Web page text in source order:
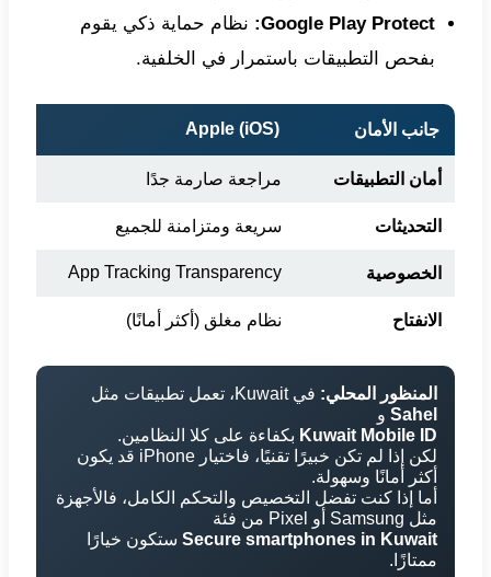
Google Play Protect:
نظام حماية ذكي يقوم
بفحص التطبيقات باستمرار في الخلفية.
جانب الأمان Apple (iOS)
أمان التطبيقات مراجعة صارمة جدًا
التحديثات سريعة ومتزامنة للجميع
الخصوصية App Tracking Transparency
الانفتاح نظام مغلق (أكثر أمانًا)
المنظور المحلي: في Kuwait، تعمل تطبيقات مثل
Sahel و
Kuwait Mobile ID بكفاءة على كلا النظامين.
لكن إذا لم تكن خبيرًا تقنيًا، فاختيار iPhone قد يكون
أكثر أمانًا وسهولة.
أما إذا كنت تفضل التخصيص والتحكم الكامل، فالأجهزة
مثل Samsung أو Pixel من فئة
Secure smartphones in Kuwait ستكون خيارًا
ممتازًا.